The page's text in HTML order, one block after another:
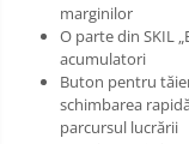
marginilor
O parte din SKIL
acumulatori
Buton pentru
schimbarea
parcursul lucrării